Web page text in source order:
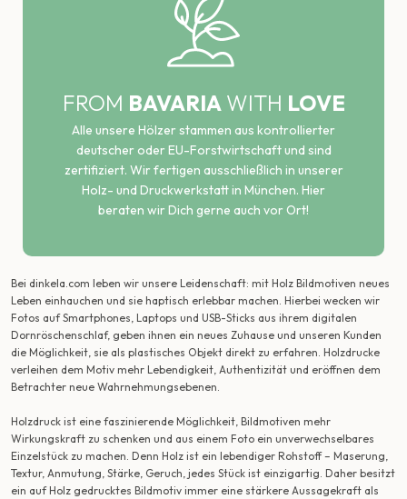
FROM BAVARIA WITH LOVE
Alle unsere Hölzer stammen aus kontrollierter
deutscher oder EU-Forstwirtschaft und sind
zertifiziert. Wir fertigen ausschließlich in unserer
Holz- und Druckwerkstatt in München. Hier
beraten wir Dich gerne auch vor Ort!
Bei dinkela.com leben wir unsere Leidenschaft: mit Holz Bildmotiven neues
Leben einhauchen und sie haptisch erlebbar machen. Hierbei wecken wir
Fotos auf Smartphones, Laptops und USB-Sticks aus ihrem digitalen
Dornröschenschlaf, geben ihnen ein neues Zuhause und unseren Kunden
die Möglichkeit, sie als plastisches Objekt direkt zu erfahren. Holzdrucke
verleihen dem Motiv mehr Lebendigkeit, Authentizität und eröffnen dem
Betrachter neue Wahrnehmungsebenen.
Holzdruck ist eine faszinierende Möglichkeit, Bildmotiven mehr
Wirkungskraft zu schenken und aus einem Foto ein unverwechselbares
Einzelstück zu machen. Denn Holz ist ein lebendiger Rohstoff – Maserung,
Textur, Anmutung, Stärke, Geruch, jedes Stück ist einzigartig. Daher besitzt
ein auf Holz gedrucktes Bildmotiv immer eine stärkere Aussagekraft als